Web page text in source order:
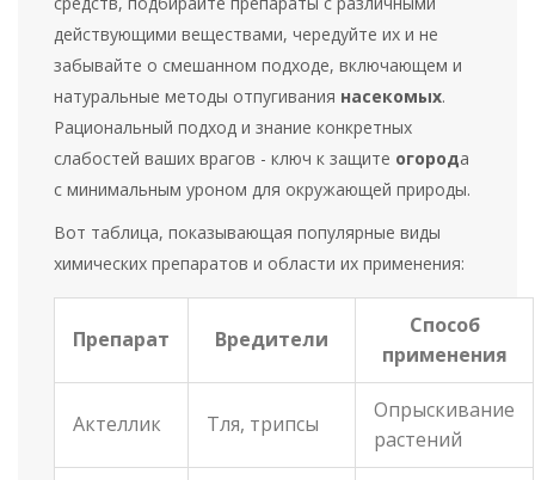
действующими веществами, чередуйте их и не
забывайте о смешанном подходе, включающем и
натуральные методы отпугивания насекомых.
Рациональный подход и знание конкретных
слабостей ваших врагов - ключ к защите огорода
с минимальным уроном для окружающей природы.
Вот таблица, показывающая популярные виды
химических препаратов и области их применения:
Препарат Вредители
Способ
применения
Актеллик Тля, трипсы
Опрыскивание
растений